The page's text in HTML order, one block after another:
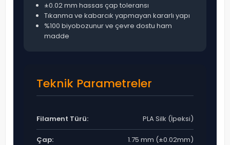
±0.02 mm hassas çap toleransı
Tıkanma ve kabarcık yapmayan kararlı yapı
%100 biyobozunur ve çevre dostu ham
madde
Teknik Parametreler
Filament Türü: PLA Silk (İpeksi)
Çap: 1.75 mm (±0.02mm)